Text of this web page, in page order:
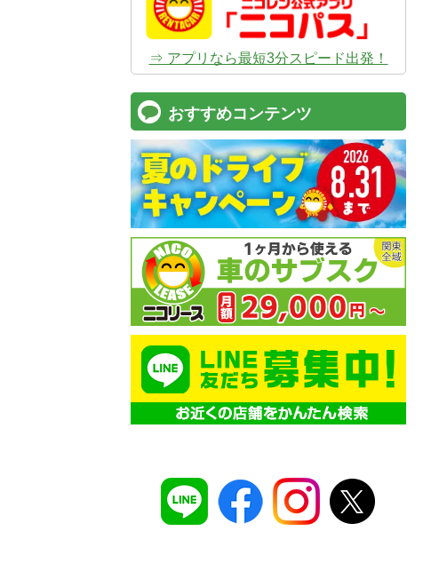
⇒ アプリなら最短3分スピード出発！
おすすめコンテンツ